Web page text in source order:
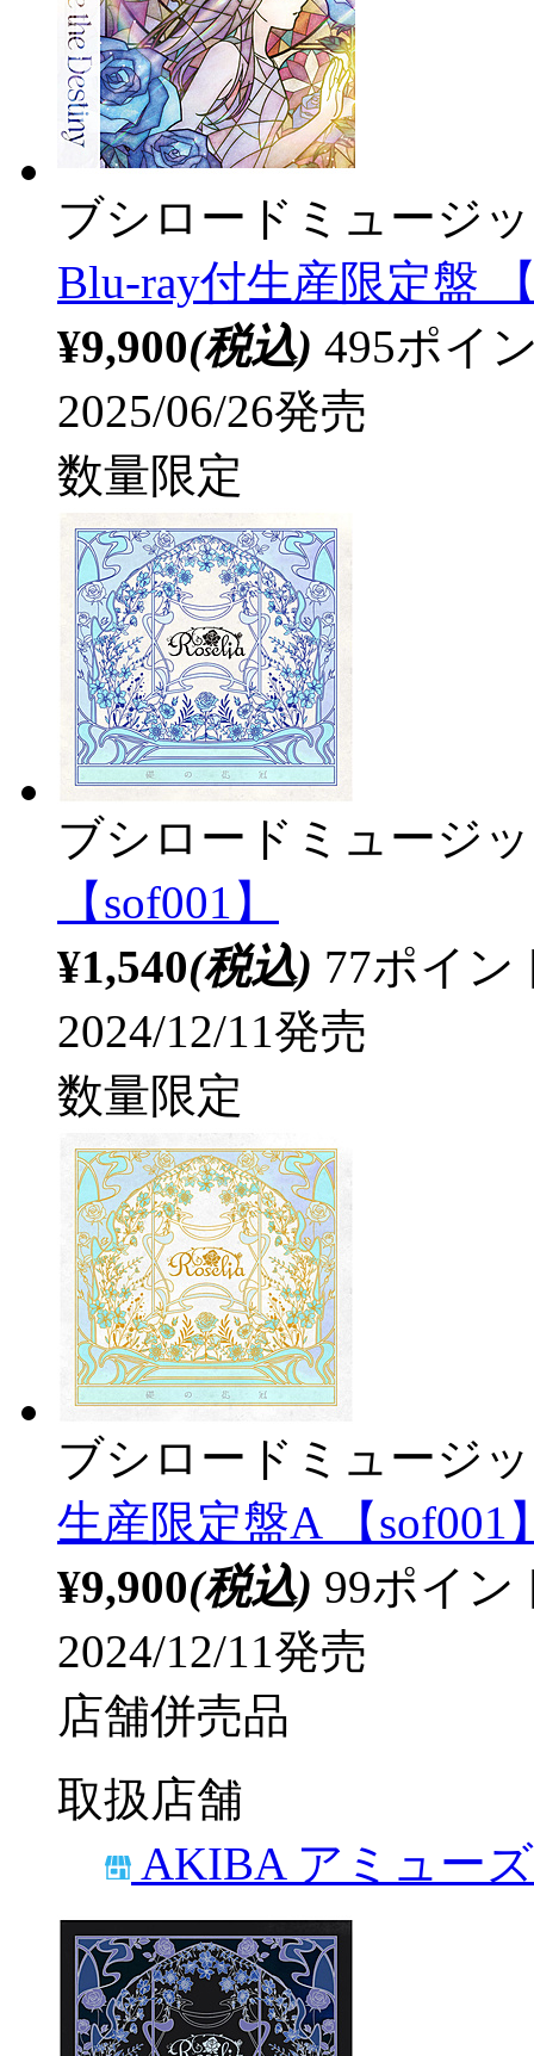
ブシロードミュージ
Blu-ray付生産限定盤
¥9,900(税込) 495ポイ
2025/06/26発売
数量限定
ブシロードミュージ
【sof001】
¥1,540(税込) 77ポイ
2024/12/11発売
数量限定
ブシロードミュージ
生産限定盤A 【sof001
¥9,900(税込) 99ポイ
2024/12/11発売
店舗併売品
取扱店舗
AKIBA アミュー